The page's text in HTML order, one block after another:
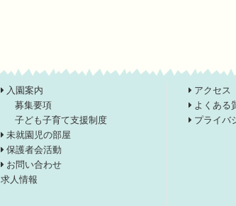
入園案内
募集要項
子ども子育て支援制度
未就園児の部屋
保護者会活動
お問い合わせ
求人情報
アクセス
よくある
プライバ